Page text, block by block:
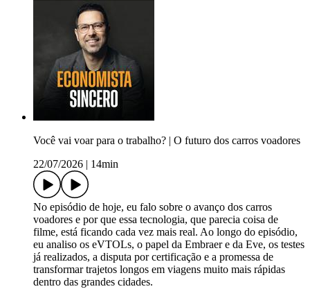
Você vai voar para o trabalho? | O futuro dos carros voadores
22/07/2026
14min
No episódio de hoje, eu falo sobre o avanço dos carros
voadores e por que essa tecnologia, que parecia coisa de
filme, está ficando cada vez mais real. Ao longo do episódio,
eu analiso os eVTOLs, o papel da Embraer e da Eve, os testes
já realizados, a disputa por certificação e a promessa de
transformar trajetos longos em viagens muito mais rápidas
dentro das grandes cidades.